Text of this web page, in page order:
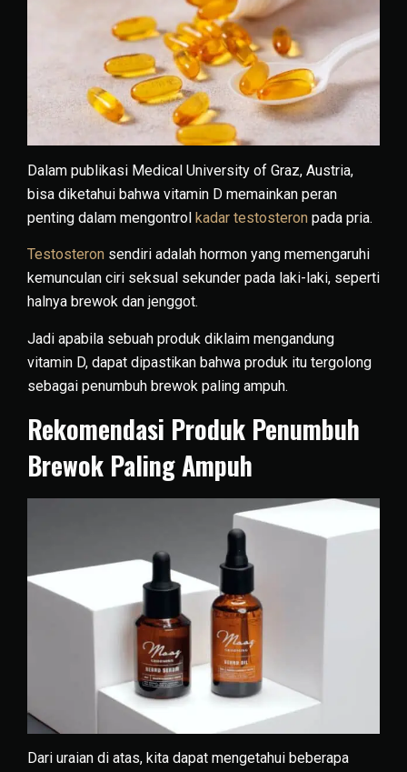
Dalam publikasi Medical University of Graz, Austria,
bisa diketahui bahwa vitamin D memainkan peran
penting dalam mengontrol kadar testosteron pada pria.
Testosteron sendiri adalah hormon yang memengaruhi
kemunculan ciri seksual sekunder pada laki-laki, seperti
halnya brewok dan jenggot.
Jadi apabila sebuah produk diklaim mengandung
vitamin D, dapat dipastikan bahwa produk itu tergolong
sebagai penumbuh brewok paling ampuh.
Rekomendasi Produk Penumbuh
Brewok Paling Ampuh
Dari uraian di atas, kita dapat mengetahui beberapa